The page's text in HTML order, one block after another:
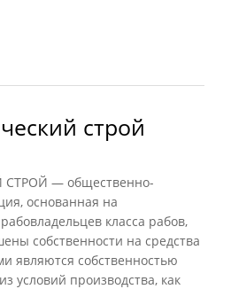
строй
— общественно-
основанная на
класса рабов,
собственности на средства
являются собственностью
условий производства, как